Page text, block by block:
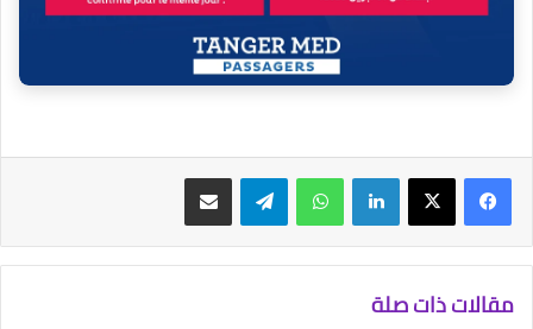
فيسبوك‫X لينكدإن واتساب تيلقرام مشاركة عبر البريد
مقالات ذات صلة